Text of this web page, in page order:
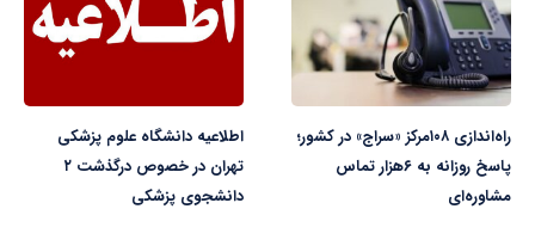
راه‌اندازی ۱۰۸مرکز «سراج» در کشور؛
پاسخ روزانه به ۶هزار تماس
مشاوره‌ای
اطلاعیه دانشگاه علوم پزشکی
تهران در خصوص درگذشت ۲
دانشجوی پزشکی